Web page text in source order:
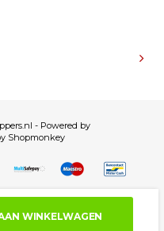
WINKELWAGEN
- Powered by
Shopmonkey